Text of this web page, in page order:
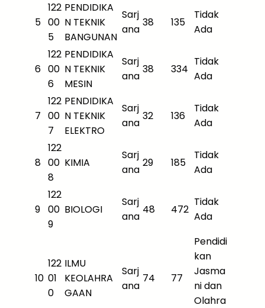
5
122
00
5
PENDIDIKA
N TEKNIK
BANGUNAN
Sarj
ana
38 135
Tidak
Ada
6
122
00
6
PENDIDIKA
N TEKNIK
MESIN
Sarj
ana
38 334
Tidak
Ada
7
122
00
7
PENDIDIKA
N TEKNIK
ELEKTRO
Sarj
ana
32 136
Tidak
Ada
8
122
00
8
KIMIA
Sarj
ana
29 185
Tidak
Ada
9
122
00
9
BIOLOGI
Sarj
ana
48 472
Tidak
Ada
10
122
01
0
ILMU
KEOLAHRA
GAAN
Sarj
ana
74 77
Pendidi
kan
Jasma
ni dan
Olahra